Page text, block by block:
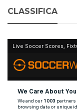
CLASSIFICA